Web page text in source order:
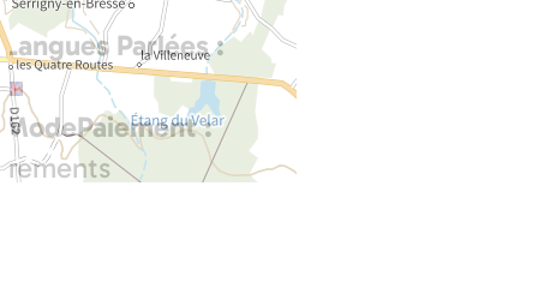
Langues Parlées :
ModePaiement :